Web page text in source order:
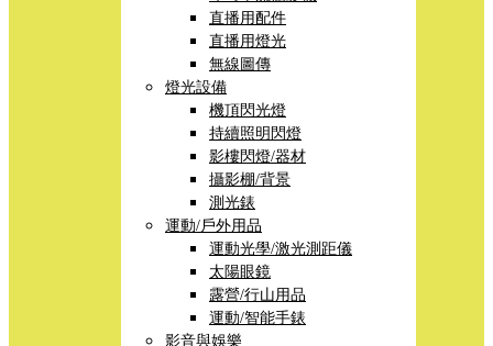
直播用配件
直播用燈光
無線圖傳
燈光設備
機頂閃光燈
持續照明閃燈
影樓閃燈/器材
攝影棚/背景
測光錶
運動/戶外用品
運動光學/激光測距儀
太陽眼鏡
露營/行山用品
運動/智能手錶
影音與娛樂